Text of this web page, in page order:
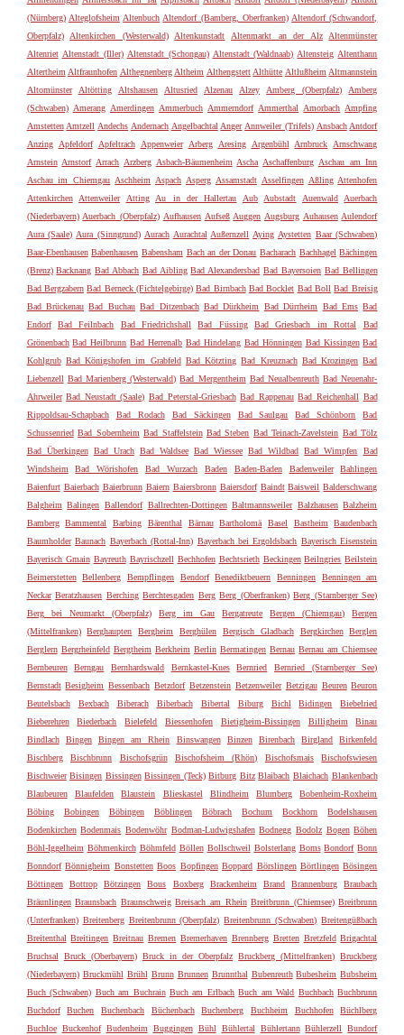
(Nürnberg) Alteglofsheim Altenbuch Altendorf (Bamberg, Oberfranken) Altendorf (Schwandorf,
Oberpfalz)
Altenkirchen (Westerwald) Altenkunstadt Altenmarkt an der Alz
Altenmünster
Altenriet Altenstadt (Iller) Altenstadt (Schongau) Altenstadt (Waldnaab) Altensteig Altenthann
Altertheim Altfraunhofen Althegnenberg Altheim Althengstett Althütte Altlußheim Altmannstein
Altomünster
Altötting Altshausen Altusried Alzenau Alzey Amberg (Oberpfalz)
Amberg
(Schwaben) Amerang Amerdingen Ammerbuch Ammerndorf Ammerthal Amorbach Ampfing
Amstetten Amtzell Andechs Andernach Angelbachtal Anger Annweiler (Trifels) Ansbach Antdorf
Anzing
Apfeldorf Apfeltrach Appenweier Arberg Aresing Argenbühl Arnbruck
Arnschwang
Arnstein Arnstorf Arrach Arzberg Asbach-Bäumenheim Ascha Aschaffenburg Aschau am Inn
Aschau im Chiemgau Aschheim Aspach Asperg Assamstadt Asselfingen Aßling Attenhofen
Attenkirchen
Attenweiler Atting Au in der Hallertau Aub Aubstadt Auenwald
Auerbach
(Niederbayern) Auerbach (Oberpfalz) Aufhausen Aufseß Auggen Augsburg Auhausen Aulendorf
Aura (Saale) Aura (Sinngrund) Aurach Aurachtal Außernzell Aying Aystetten Baar (Schwaben)
Baar-Ebenhausen Babenhausen Babensham Bach an der Donau Bacharach Bachhagel Bächingen
(Brenz) Backnang Bad Abbach Bad Aibling Bad Alexandersbad Bad Bayersoien Bad Bellingen
Bad Bergzabern Bad Berneck (Fichtelgebirge) Bad Birnbach Bad Bocklet Bad Boll Bad Breisig
Bad Brückenau Bad Buchau Bad Ditzenbach Bad Dürkheim Bad Dürrheim Bad Ems Bad
Endorf
Bad Feilnbach Bad Friedrichshall Bad Füssing Bad Griesbach im Rottal
Bad
Grönenbach Bad Heilbrunn Bad Herrenalb Bad Hindelang Bad Hönningen Bad Kissingen Bad
Kohlgrub Bad Königshofen im Grabfeld Bad Kötzting Bad Kreuznach Bad Krozingen Bad
Liebenzell Bad Marienberg (Westerwald) Bad Mergentheim Bad Neualbenreuth Bad Neuenahr-
Ahrweiler Bad Neustadt (Saale) Bad Peterstal-Griesbach Bad Rappenau Bad Reichenhall Bad
Rippoldsau-Schapbach
Bad Rodach Bad Säckingen Bad Saulgau Bad Schönborn
Bad
Schussenried Bad Sobernheim Bad Staffelstein Bad Steben Bad Teinach-Zavelstein Bad Tölz
Bad Überkingen Bad Urach Bad Waldsee Bad Wiessee Bad Wildbad Bad Wimpfen
Bad
Windsheim
Bad Wörishofen Bad Wurzach Baden Baden-Baden Badenweiler
Bahlingen
Baienfurt Baierbach Baierbrunn Baiern Baiersbronn Baiersdorf Baindt Baisweil Balderschwang
Balgheim Balingen Ballendorf Ballrechten-Dottingen Baltmannsweiler Balzhausen Balzheim
Bamberg
Bammental Barbing Bärenthal Bärnau Bartholomä Basel Bastheim
Baudenbach
Baumholder Baunach Bayerbach (Rottal-Inn) Bayerbach bei Ergoldsbach Bayerisch Eisenstein
Bayerisch Gmain Bayreuth Bayrischzell Bechhofen Bechtsrieth Beckingen Beilngries Beilstein
Beimerstetten
Bellenberg Bempflingen Bendorf Benediktbeuern Benningen
Benningen am
Neckar Beratzhausen Berching Berchtesgaden Berg Berg (Oberfranken) Berg (Starnberger See)
Berg bei Neumarkt (Oberpfalz)
Berg im Gau Bergatreute Bergen (Chiemgau)
Bergen
(Mittelfranken)
Berghaupten Bergheim Berghülen Bergisch Gladbach Bergkirchen
Berglen
Berglern Bergrheinfeld Bergtheim Berkheim Berlin Bermatingen Bernau Bernau am Chiemsee
Bernbeuren
Berngau Bernhardswald Bernkastel-Kues Bernried
Bernried (Starnberger See)
Bernstadt Besigheim Bessenbach Betzdorf Betzenstein Betzenweiler Betzigau Beuren Beuron
Beutelsbach
Bexbach Biberach Biberbach Bibertal Biburg Bichl Bidingen
Biebelried
Bieberehren
Biederbach Bielefeld Biessenhofen Bietigheim-Bissingen Billigheim
Binau
Bindlach
Bingen Bingen am Rhein Binswangen Binzen Birenbach Birgland
Birkenfeld
Bischberg
Bischbrunn Bischofsgrün Bischofsheim (Rhön) Bischofsmais
Bischofswiesen
Bischweier Bisingen Bissingen Bissingen (Teck) Bitburg Bitz Blaibach Blaichach Blankenbach
Blaubeuren
Blaufelden Blaustein Blieskastel Blindheim Blumberg
Bobenheim-Roxheim
Böbing
Bobingen Böbingen Böblingen Böbrach Bochum Bockhorn
Bodelshausen
Bodenkirchen Bodenmais Bodenwöhr Bodman-Ludwigshafen Bodnegg Bodolz Bogen Böhen
Böhl-Iggelheim Böhmenkirch Böhmfeld Böllen Bollschweil Bolsterlang Boms Bondorf Bonn
Bonndorf Bönnigheim Bonstetten Boos Bopfingen Boppard Börslingen Börtlingen Bösingen
Böttingen
Bottrop Bötzingen Bous Boxberg Brackenheim Brand Brannenburg
Braubach
Bräunlingen Braunsbach Braunschweig Breisach am Rhein Breitbrunn (Chiemsee) Breitbrunn
(Unterfranken) Breitenberg Breitenbrunn (Oberpfalz) Breitenbrunn (Schwaben) Breitengüßbach
Breitenthal Breitingen Breitnau Bremen Bremerhaven Brennberg Bretten Bretzfeld Brigachtal
Bruchsal
Bruck (Oberbayern) Bruck in der Oberpfalz Bruckberg (Mittelfranken) Bruckberg
(Niederbayern) Bruckmühl Brühl Brunn Brunnen Brunnthal Bubenreuth Bubesheim Bubsheim
Buch (Schwaben) Buch am Buchrain Buch am Erlbach Buch am Wald Buchbach Buchbrunn
Buchdorf
Buchen Buchenbach Büchenbach Buchenberg Buchheim Buchhofen
Büchlberg
Buchloe Buckenhof Budenheim Buggingen Bühl Bühlertal Bühlertann Bühlerzell
Bundorf